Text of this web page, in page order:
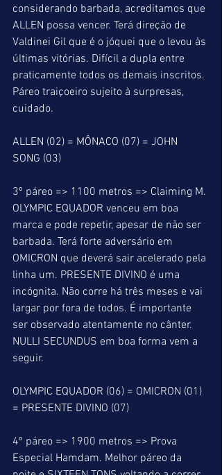
considerando barbada, acreditamos que
ALLEN possa vencer. Terá direção de
Valdinei Gil que é o jóquei que o levou às
últimas vitórias. Difícil a dupla entre
praticamente todos os demais inscritos.
Páreo traiçoeiro sujeito à surpresas,
cuidado.
ALLEN (02) = MÔNACO (07) = JOHN
SONG (03)
3º páreo => 1100 metros => Claiming M.
OLYMPIC EQUADOR venceu em boa
marca e pode repetir, apesar de não ser
barbada. Terá forte adversário em
OMICRON que deverá sair acelerado pela
linha um. PRESENTE DIVINO é uma
incógnita. Não corre há três meses e vai
largar por fora de todos. É importante
ser observado atentamente no cânter.
NULLI SECUNDUS em boa forma vem a
seguir.
OLYMPIC EQUADOR (06) = OMICRON (01)
= PRESENTE DIVINO (07)
4º páreo => 1900 metros => Prova
Especial Hamdam. Melhor páreo da